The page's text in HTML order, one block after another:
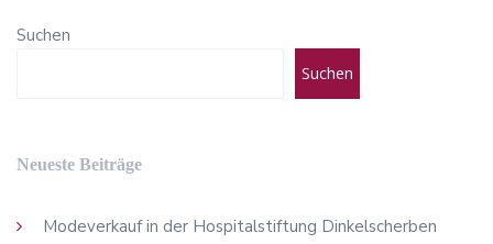
Suchen
Suchen
Neueste Beiträge
Modeverkauf in der Hospitalstiftung Dinkelscherben